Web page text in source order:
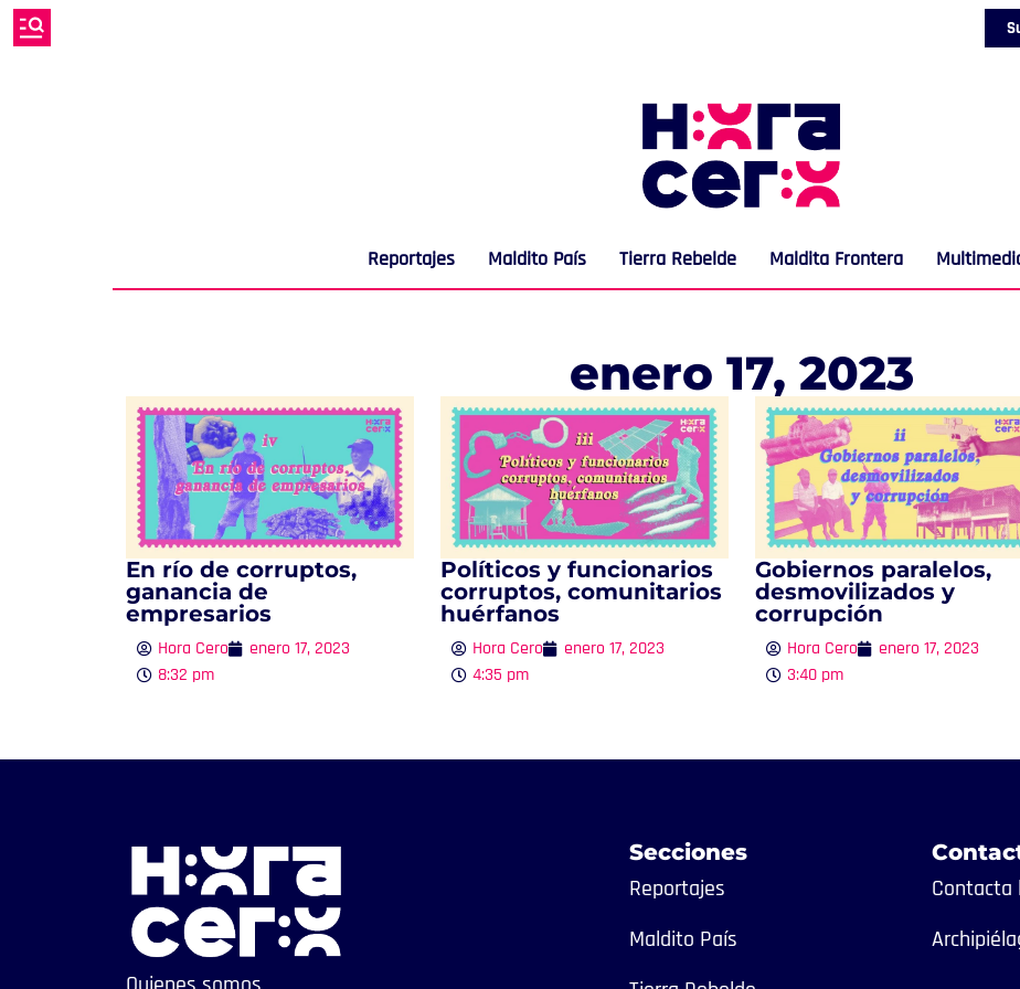
Reportajes Maldito País Tierra Rebelde Maldita Frontera
enero 17, 2023
En río de corruptos,
ganancia de
empresarios
Hora Cero
enero 17, 2023
8:32 pm
Políticos y funcionarios
corruptos, comunitarios
huérfanos
Hora Cero
enero 17, 2023
4:35 pm
Gobiernos paralelos,
desmovilizados y
corrupción
Hora Cero
enero 17, 2023
3:40 pm
Secciones
Reportajes
Maldito País
Contacta